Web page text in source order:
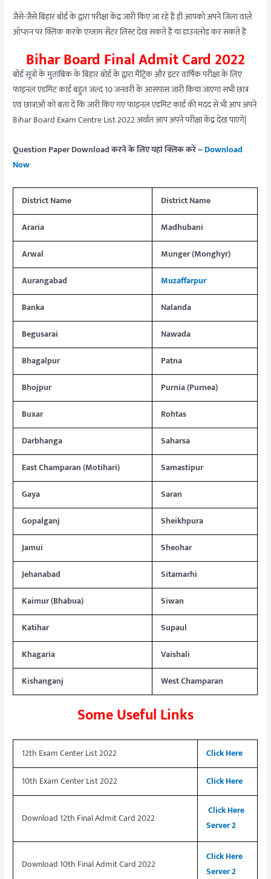
जैसे-जैसे बिहार बोर्ड के द्वारा परीक्षा केंद्र जारी किए जा रहे हैं ही आपको अपने जिला वाले
ऑप्शन पर क्लिक करके एग्जाम सेंटर लिस्ट देख सकते हैं या डाउनलोड कर सकते हैं
Bihar Board Final Admit Card 2022
बोर्ड सूत्रों के मुताबिक के बिहार बोर्ड के द्वारा मैट्रिक और इंटर वार्षिक परीक्षा के लिए
फाइनल एडमिट कार्ड बहुत जल्द 10 जनवरी के आसपास जारी किया जाएगा सभी छात्र
एवं छात्राओं को बता दें कि जारी किए गए फाइनल एडमिट कार्ड की मदद से भी आप अपने
Bihar Board Exam Centre List 2022 अर्थात आप अपने परीक्षा केंद्र देख पाएंगे|
Question Paper Download करने के लिए यहां क्लिक करें ~Download
Now
District Name
District Name
Araria
Madhubani
Arwal
Munger (Monghyr)
Aurangabad
Muzaffarpur
Banka
Nalanda
Begusarai
Nawada
Bhagalpur
Patna
Bhojpur
Purnia (Purnea)
Buxar
Rohtas
Darbhanga
Saharsa
East Champaran (Motihari)
Samastipur
Gaya
Saran
Gopalganj
Sheikhpura
Jamui
Sheohar
Jehanabad
Sitamarhi
Kaimur (Bhabua)
Siwan
Katihar
Supaul
Khagaria
Vaishali
Kishanganj
West Champaran
Some Useful Links
12th Exam Center List 2022 Click Here
10th Exam Center List 2022 Click Here
Download 12th Final Admit Card 2022
Click Here
Server 2
Download 10th Final Admit Card 2022
Click Here
Server 2